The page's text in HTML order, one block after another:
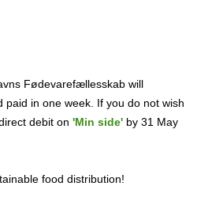
Fødevarefællesskab will
paid in one week. If you do not wish
debit on 'Min side' by 31 May
food distribution!